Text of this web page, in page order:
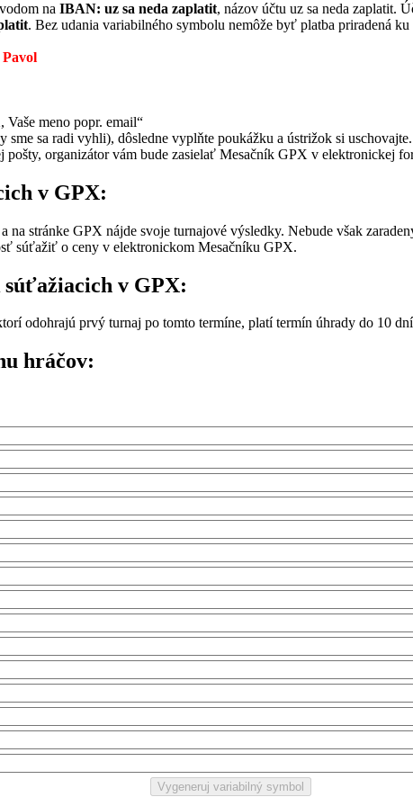
na IBAN: uz sa neda zaplatit, názov účtu uz sa neda zaplatit.
. Bez udania variabilného symbolu nemôže byť platba priradená
meno popr. email“
sa radi vyhli), dôsledne vyplňte poukážku a ústrižok si uschovajte.
organizátor vám bude zasielať Mesačník GPX v elektronickej
v GPX:
stránke GPX nájde svoje turnajové výsledky. Nebude však
súťažiť o ceny v elektronickom Mesačníku GPX.
v GPX:
odohrajú prvý turnaj po tomto termíne, platí termín úhrady do 10
hráčov: